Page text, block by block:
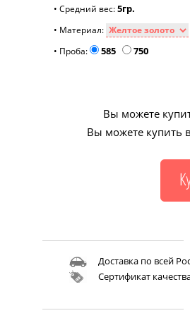
• Средний вес:5гр.
• Материал:
• Проба:
585 750
Вы можете
Вы можете купить
Доставка по всей
Сертификат